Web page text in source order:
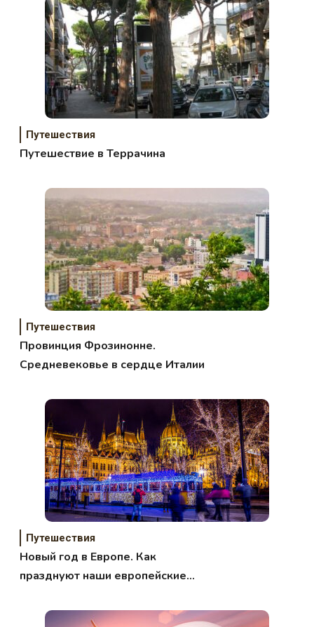
Путешествия
Путешествие в Террачина
Путешествия
Провинция Фрозинонне.
Средневековье в сердце Италии
Путешествия
Новый год в Европе. Как
празднуют наши европейские